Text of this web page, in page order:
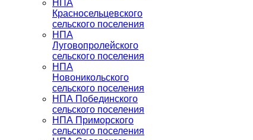
НПА
Красносельцевского
сельского поселения
НПА
Луговопролейского
сельского поселения
НПА
Новоникольского
сельского поселения
НПА Побединского
сельского поселения
НПА Приморского
сельского поселения